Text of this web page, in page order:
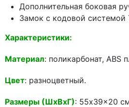
Дополнительная боковая
Замок с кодовой системой
Характеристики:
Материал: поликарбонат, ABS
Цвет: разноцветный.
Размеры (ШхВхГ): 55x39x20